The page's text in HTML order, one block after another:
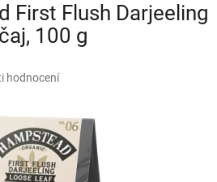
First Flush Darjeeling
100 g
hodnocení